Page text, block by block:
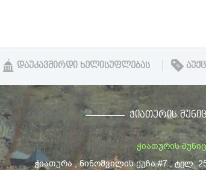
ᲓᲐᲣᲙᲐᲕᲨᲘᲠᲓᲘ ᲮᲔᲚᲘᲡᲣᲤᲚᲔᲑᲐᲡ
ᲭᲘᲐᲗᲣᲠᲘᲡ
ჭიათურის
ჭიათურა , ნინოშვილის ქუჩა #7 , ტელ: